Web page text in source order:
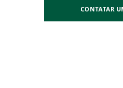
CONTATAR